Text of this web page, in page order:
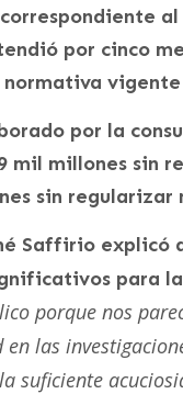
al
por cinco
por la
mil millones sin
sin
Saffirio explicó
para
porque nos
las
suficiente